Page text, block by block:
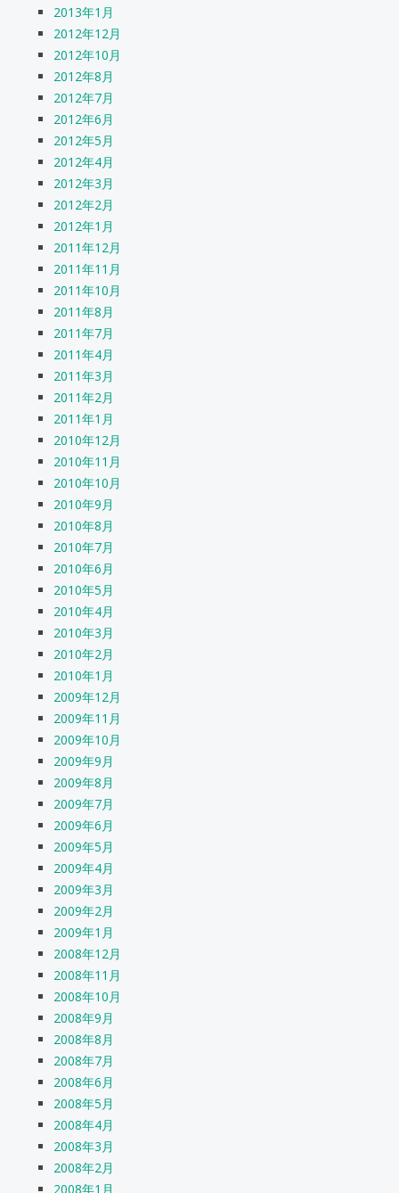
2013年1月
2012年12月
2012年10月
2012年8月
2012年7月
2012年6月
2012年5月
2012年4月
2012年3月
2012年2月
2012年1月
2011年12月
2011年11月
2011年10月
2011年8月
2011年7月
2011年4月
2011年3月
2011年2月
2011年1月
2010年12月
2010年11月
2010年10月
2010年9月
2010年8月
2010年7月
2010年6月
2010年5月
2010年4月
2010年3月
2010年2月
2010年1月
2009年12月
2009年11月
2009年10月
2009年9月
2009年8月
2009年7月
2009年6月
2009年5月
2009年4月
2009年3月
2009年2月
2009年1月
2008年12月
2008年11月
2008年10月
2008年9月
2008年8月
2008年7月
2008年6月
2008年5月
2008年4月
2008年3月
2008年2月
2008年1月